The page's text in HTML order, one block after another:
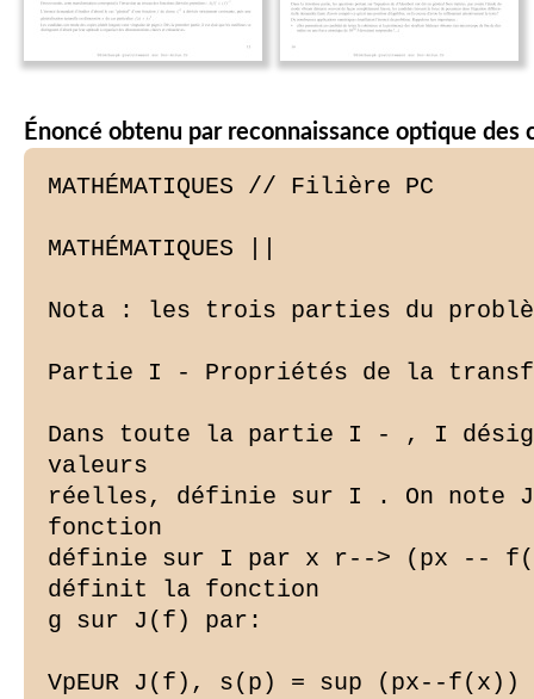
Énoncé obtenu par reconnaissance optique des
MATHÉMATIQUES // Filière PC
MATHÉMATIQUES ||
Nota : les trois parties du
Partie I - Propriétés de la
Dans toute la partie I - , I
valeurs
réelles, définie sur I . On note
fonction
définie sur I par x r--> (px --
définit la fonction
g sur J(f) par:
VpEUR J(f), s(p) = sup (px--f(x))